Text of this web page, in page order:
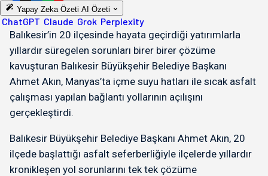
Yapay Zeka Özeti AI Özeti
ChatGPT Claude Grok Perplexity
Balıkesir’in 20 ilçesinde hayata geçirdiği yatırımlarla
yıllardır süregelen sorunları birer birer çözüme
kavuşturan Balıkesir Büyükşehir Belediye Başkanı
Ahmet Akın, Manyas’ta içme suyu hatları ile sıcak asfalt
çalışması yapılan bağlantı yollarının açılışını
gerçekleştirdi.
Balıkesir Büyükşehir Belediye Başkanı Ahmet Akın, 20
ilçede başlattığı asfalt seferberliğiyle ilçelerde yıllardır
kronikleşen yol sorunlarını tek tek çözüme